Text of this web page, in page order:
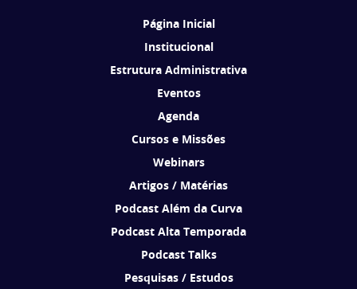
Página Inicial
Institucional
Estrutura Administrativa
Eventos
Agenda
Cursos e Missões
Webinars
Artigos / Matérias
Podcast Além da Curva
Podcast Alta Temporada
Podcast Talks
Pesquisas / Estudos